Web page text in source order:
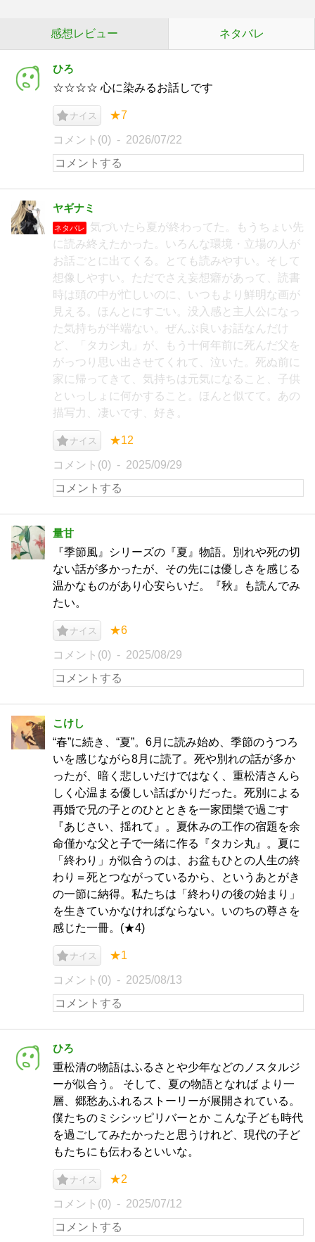
感想レビュー ネタバレ
ひろ
☆☆☆☆ 心に染みるお話しです
ナイス ★7
コメント(0) 2026/07/22
ヤギナミ
ネタバレ
気づいたら夏が終わってた。もうちょい先
に読み終えたかった。いろんな環境・立場の人が
お話ごとに出てくる。とても読みやすい。そして
想像しやすい。ただでさえ妄想癖があって、読書
時は頭の中が忙しいのに、いつもより鮮明な画が
見える。ほんとにすごい。没入感と主人公になっ
た気持ちが半端ない。ぜんぶ良いお話なんだけ
ど、「タカシ丸」が、もう十何年前に死んだ父を
がっつり思い出させてくれて、泣いた。死ぬ前に
家に帰ってきて、気持ちは元気になること、子供
といっしょに何かすること。ほんと似てて。あの
描写力、凄いです、好き。
ナイス ★12
コメント(0) 2025/09/29
量甘
『季節風』シリーズの『夏』物語。別れや死の切
ない話が多かったが、その先には優しさを感じる
温かなものがあり心安らいだ。『秋』も読んでみ
たい。
ナイス ★6
コメント(0) 2025/08/29
こけし
“春”に続き、“夏”。6月に読み始め、季節のうつろ
いを感じながら8月に読了。死や別れの話が多か
ったが、暗く悲しいだけではなく、重松清さんら
しく心温まる優しい話ばかりだった。死別による
再婚で兄の子とのひとときを一家団欒で過ごす
『あじさい、揺れて』。夏休みの工作の宿題を余
命僅かな父と子で一緒に作る『タカシ丸』。夏に
「終わり」が似合うのは、お盆もひとの人生の終
わり＝死とつながっているから、というあとがき
の一節に納得。私たちは「終わりの後の始まり」
を生きていかなければならない。いのちの尊さを
感じた一冊。(★4)
ナイス ★1
コメント(0) 2025/08/13
ひろ
重松清の物語はふるさとや少年などのノスタルジ
ーが似合う。 そして、夏の物語となれば より一
層、郷愁あふれるストーリーが展開されている。
僕たちのミシシッピリバーとか こんな子ども時代
を過ごしてみたかったと思うけれど、現代の子ど
もたちにも伝わるといいな。
ナイス ★2
コメント(0) 2025/07/12